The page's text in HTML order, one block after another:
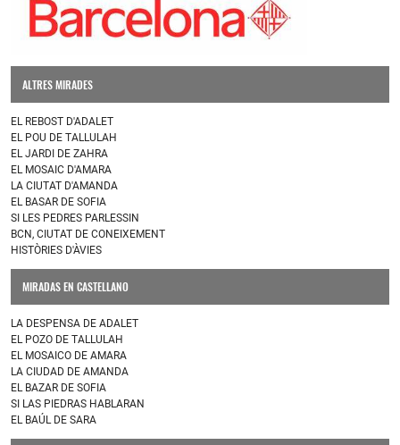
ALTRES MIRADES
EL REBOST D'ADALET
EL POU DE TALLULAH
EL JARDI DE ZAHRA
EL MOSAIC D'AMARA
LA CIUTAT D'AMANDA
EL BASAR DE SOFIA
SI LES PEDRES PARLESSIN
BCN, CIUTAT DE CONEIXEMENT
HISTÒRIES D'ÀVIES
MIRADAS EN CASTELLANO
LA DESPENSA DE ADALET
EL POZO DE TALLULAH
EL MOSAICO DE AMARA
LA CIUDAD DE AMANDA
EL BAZAR DE SOFIA
SI LAS PIEDRAS HABLARAN
EL BAÚL DE SARA